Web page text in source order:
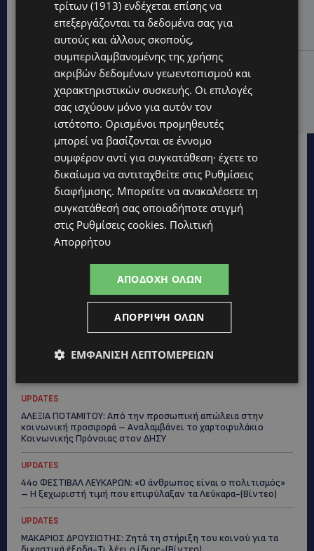
UPDATES
ΝΙΚΟΣ ΚΑΖΑΝΤΖΑΚΗΣ: Γιατί το έργο του εξακολουθεί
να μας αφορά
UPDATES
ΝΟΣΟΚΟΜΕΙΟ ΛΕΜΕΣΟΥ: «Θα γινόμουν εγώ τα μάτια
του» – Συγκλονίζει η μητέρα του 4χρονου Μάριου:
«Ζούμε σε μια επικίνδυνη πόλη» -(Βίντεο)
UPDATES
ΑΛΕΞΙΑ ΠΟΤΑΜΙΤΟΥ: Από την προσωπική απώλεια στην
κοινωνική προσφορά – Αναλαμβάνει το χαρτοφυλάκιο
Κοινωνικής Πρόνοιας στον ΔΗΣΥ
UPDATES
44ο ΦΕΣΤΙΒΑΛ ΛΕΥΚΑΡΩΝ: «Ο άνθρωπος είναι ο πολιτισμός»
– Η ξεχωριστή τιμή που επιφύλαξαν τα Λεύκαρα-(Βίντεο)
UPDATES
ΜΑΚΑΡΙΟΣ ΔΡΟΥΣΙΩΤΗΣ: Ζητά τη στήριξη του κοινού για τα
τρίτων (1913) ενδέχεται επίσης να
επεξεργάζονται τα δεδομένα σας για
αυτούς και άλλους σκοπούς,
συμπεριλαμβανομένης της χρήσης
ακριβών δεδομένων γεωεντοπισμού και
χαρακτηριστικών συσκευής. Οι επιλογές
σας ισχύουν μόνο για αυτόν τον
ιστότοπο. Ορισμένοι προμηθευτές
μπορεί να βασίζονται σε έννομο
συμφέρον αντί για συγκατάθεση· έχετε το
δικαίωμα να αντιταχθείτε στις Ρυθμίσεις
διαφήμισης. Μπορείτε να ανακαλέσετε τη
συγκατάθεσή σας οποιαδήποτε στιγμή
στις Ρυθμίσεις cookies. Πολιτική
Απορρήτου
ΑΠΟΔΟΧΉ ΌΛΩΝ
ΑΠΌΡΡΙΨΗ ΌΛΩΝ
ΕΜΦΆΝΙΣΗ ΛΕΠΤΟΜΕΡΕΙΏΝ